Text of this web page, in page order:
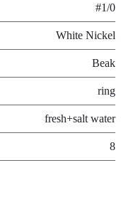
#1/0
White Nickel
Beak
ring
fresh+salt water
8